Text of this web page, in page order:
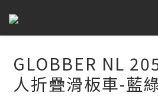
GLOBBER NL
人折疊滑板車-藍